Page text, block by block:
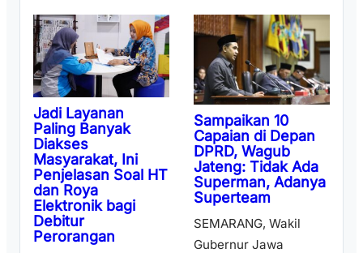
Jadi Layanan
Paling Banyak
Diakses
Masyarakat, Ini
Penjelasan Soal HT
dan Roya
Elektronik bagi
Debitur
Perorangan
Sampaikan 10
Capaian di Depan
DPRD, Wagub
Jateng: Tidak Ada
Superman, Adanya
Superteam
SEMARANG, Wakil
Gubernur Jawa